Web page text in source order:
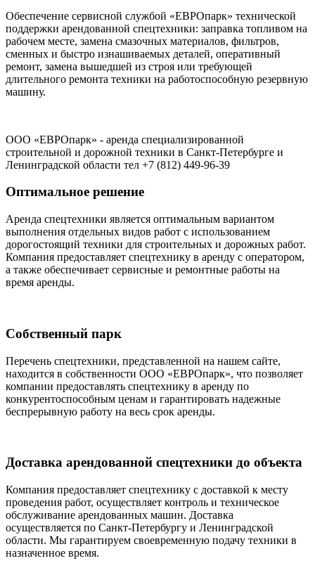
Обеспечение сервисной службой «ЕВРОпарк» технической
поддержки арендованной спецтехники: заправка топливом на
рабочем месте, замена смазочных материалов, фильтров,
сменных и быстро изнашиваемых деталей, оперативный
ремонт, замена вышедшей из строя или требующей
длительного ремонта техники на работоспособную резервную
машину.
ООО «ЕВРОпарк» - аренда специализированной
строительной и дорожной техники в Санкт-Петербурге и
Ленинградской области тел +7 (812) 449-96-39
Оптимальное решение
Аренда спецтехники является оптимальным вариантом
выполнения отдельных видов работ с использованием
дорогостоящий техники для строительных и дорожных работ.
Компания предоставляет спецтехнику в аренду с оператором,
а также обеспечивает сервисные и ремонтные работы на
время аренды.
Собственный парк
Перечень спецтехники, представленной на нашем сайте,
находится в собственности ООО «ЕВРОпарк», что позволяет
компании предоставлять спецтехнику в аренду по
конкурентоспособным ценам и гарантировать надежные
беспрерывную работу на весь срок аренды.
Доставка арендованной спецтехники до объекта
Компания предоставляет спецтехнику с доставкой к месту
проведения работ, осуществляет контроль и техническое
обслуживание арендованных машин. Доставка
осуществляется по Санкт-Петербургу и Ленинградской
области. Мы гарантируем своевременную подачу техники в
назначенное время.